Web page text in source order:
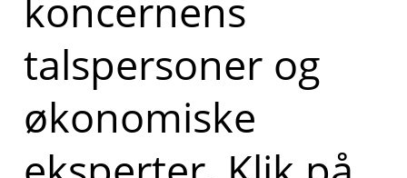
koncernens
talspersoner og
økonomiske